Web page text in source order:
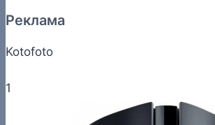
Реклама
Kotofoto
1